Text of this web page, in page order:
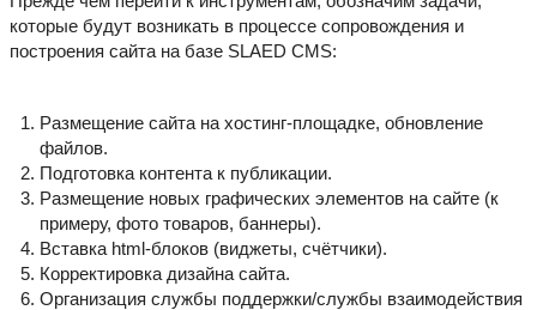
которые будут возникать в процессе сопровождения и
построения сайта на базе SLAED CMS:
Размещение сайта на хостинг-площадке, обновление
файлов.
Подготовка контента к публикации.
Размещение новых графических элементов на сайте (к
примеру, фото товаров, баннеры).
Вставка html-блоков (виджеты, счётчики).
Корректировка дизайна сайта.
Организация службы поддержки/службы взаимодействия